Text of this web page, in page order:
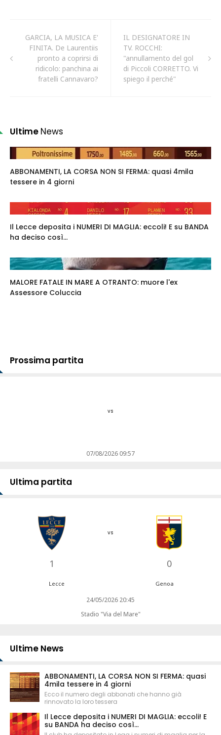
GARCIA, LA MUSICA E'
FINITA. De Laurentiis
pronto a coprirsi di
ridicolo: panchina ai
fratelli Cannavaro?
IL DESIGNATORE IN
TV. ROCCHI:
"annullamento del gol
di Piccoli CORRETTO. Vi
spiego il perché"
Ultime News
ABBONAMENTI, LA CORSA NON SI FERMA: quasi 4mila
tessere in 4 giorni
Il Lecce deposita i NUMERI DI MAGLIA: eccoli! E su BANDA
ha deciso così...
MALORE FATALE IN MARE A OTRANTO: muore l'ex
Assessore Coluccia
Prossima partita
vs
07/08/2026 09:57
Ultima partita
1
vs
0
Lecce Genoa
24/05/2026 20:45
Stadio "Via del Mare"
Ultime News
ABBONAMENTI, LA CORSA NON SI FERMA: quasi
4mila tessere in 4 giorni
Ecco il numero degli abbonati che hanno già
rinnovato la loro tessera
Il Lecce deposita i NUMERI DI MAGLIA: eccoli! E
su BANDA ha deciso così...